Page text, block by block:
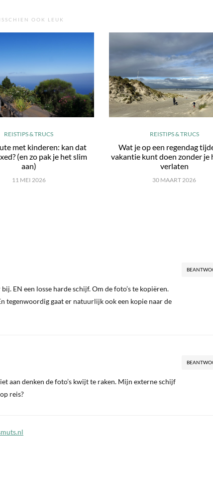
OOK LEUK
REISTIPS & TRUCS
met kinderen: kan dat
(en zo pak je het slim
aan)
11 MEI 2026
REISTIPS & TRUCS
Wat je op een regendag
vakantie kunt doen zonder je
verlaten
30 MAART 2026
EN een losse harde schijf. Om de foto’s te kopiëren.
tegenwoordig gaat er natuurlijk ook een kopie naar de
aan denken de foto’s kwijt te raken. Mijn externe schijf
reis?